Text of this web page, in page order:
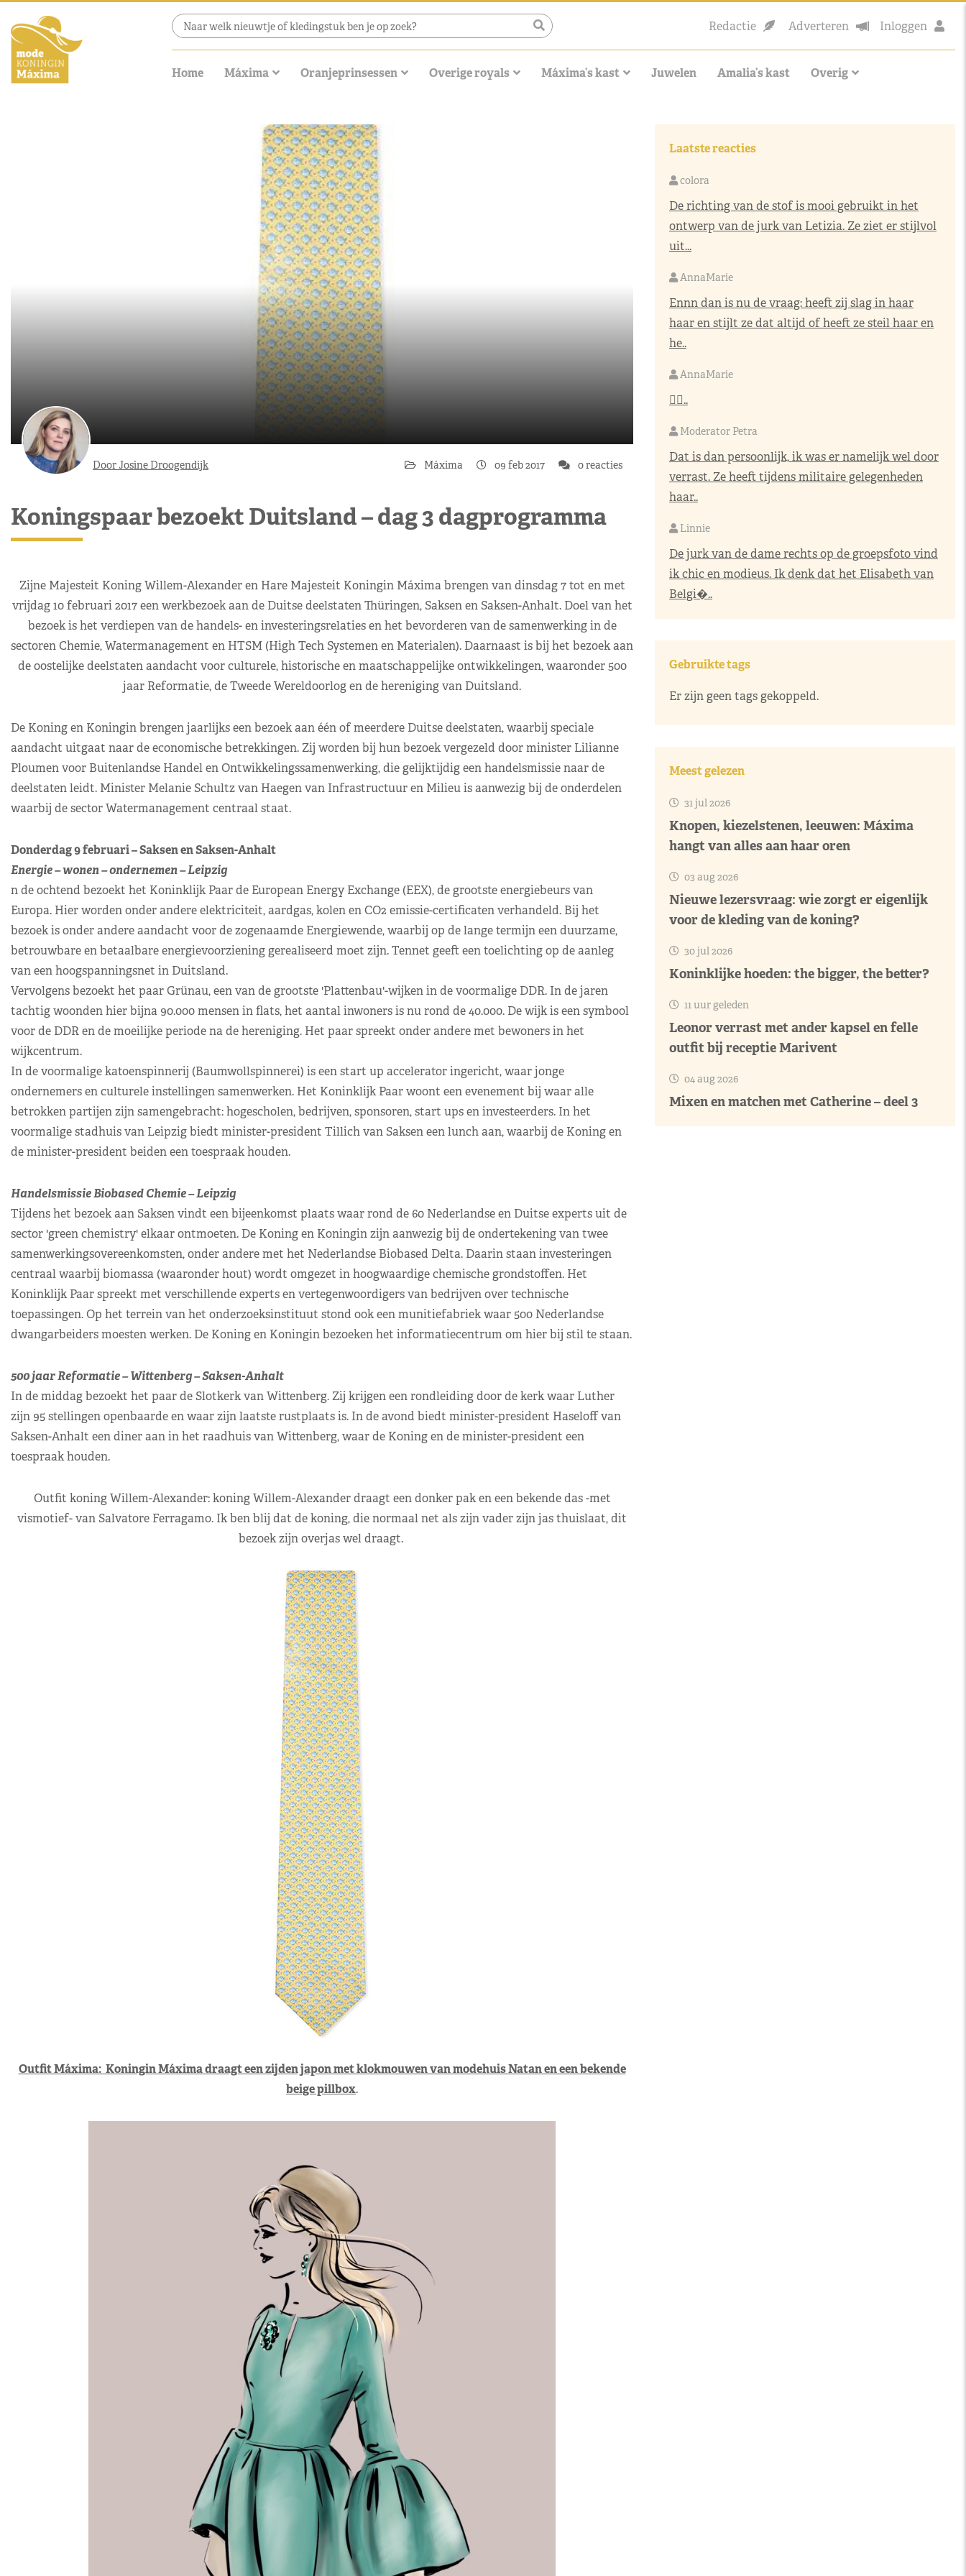
Redactie Adverteren Inloggen
Home Máxima Oranjeprinsessen Overige royals Máxima’s kast Juwelen Amalia’s kast Overig
Door Josine Droogendijk Máxima 09 feb 2017 0 reacties
Koningspaar bezoekt Duitsland – dag 3 dagprogramma
Zijne Majesteit Koning Willem-Alexander en Hare Majesteit Koningin Máxima brengen van dinsdag 7 tot en met
vrijdag 10 februari 2017 een werkbezoek aan de Duitse deelstaten Thüringen, Saksen en Saksen-Anhalt. Doel van het
bezoek is het verdiepen van de handels- en investeringsrelaties en het bevorderen van de samenwerking in de
sectoren Chemie, Watermanagement en HTSM (High Tech Systemen en Materialen). Daarnaast is bij het bezoek aan
de oostelijke deelstaten aandacht voor culturele, historische en maatschappelijke ontwikkelingen, waaronder 500
jaar Reformatie, de Tweede Wereldoorlog en de hereniging van Duitsland.
De Koning en Koningin brengen jaarlijks een bezoek aan één of meerdere Duitse deelstaten, waarbij speciale
aandacht uitgaat naar de economische betrekkingen. Zij worden bij hun bezoek vergezeld door minister Lilianne
Ploumen voor Buitenlandse Handel en Ontwikkelingssamenwerking, die gelijktijdig een handelsmissie naar de
deelstaten leidt. Minister Melanie Schultz van Haegen van Infrastructuur en Milieu is aanwezig bij de onderdelen
waarbij de sector Watermanagement centraal staat.
Donderdag 9 februari – Saksen en Saksen-Anhalt
Energie – wonen – ondernemen – Leipzig
n de ochtend bezoekt het Koninklijk Paar de European Energy Exchange (EEX), de grootste energiebeurs van
Europa. Hier worden onder andere elektriciteit, aardgas, kolen en CO2 emissie-certificaten verhandeld. Bij het
bezoek is onder andere aandacht voor de zogenaamde Energiewende, waarbij op de lange termijn een duurzame,
betrouwbare en betaalbare energievoorziening gerealiseerd moet zijn. Tennet geeft een toelichting op de aanleg
van een hoogspanningsnet in Duitsland.
Vervolgens bezoekt het paar Grünau, een van de grootste 'Plattenbau'-wijken in de voormalige DDR. In de jaren
tachtig woonden hier bijna 90.000 mensen in flats, het aantal inwoners is nu rond de 40.000. De wijk is een symbool
voor de DDR en de moeilijke periode na de hereniging. Het paar spreekt onder andere met bewoners in het
wijkcentrum.
In de voormalige katoenspinnerij (Baumwollspinnerei) is een start up accelerator ingericht, waar jonge
ondernemers en culturele instellingen samenwerken. Het Koninklijk Paar woont een evenement bij waar alle
betrokken partijen zijn samengebracht: hogescholen, bedrijven, sponsoren, start ups en investeerders. In het
voormalige stadhuis van Leipzig biedt minister-president Tillich van Saksen een lunch aan, waarbij de Koning en
de minister-president beiden een toespraak houden.
Handelsmissie Biobased Chemie – Leipzig
Tijdens het bezoek aan Saksen vindt een bijeenkomst plaats waar rond de 60 Nederlandse en Duitse experts uit de
sector 'green chemistry' elkaar ontmoeten. De Koning en Koningin zijn aanwezig bij de ondertekening van twee
samenwerkingsovereenkomsten, onder andere met het Nederlandse Biobased Delta. Daarin staan investeringen
centraal waarbij biomassa (waaronder hout) wordt omgezet in hoogwaardige chemische grondstoffen. Het
Koninklijk Paar spreekt met verschillende experts en vertegenwoordigers van bedrijven over technische
toepassingen. Op het terrein van het onderzoeksinstituut stond ook een munitiefabriek waar 500 Nederlandse
dwangarbeiders moesten werken. De Koning en Koningin bezoeken het informatiecentrum om hier bij stil te staan.
500 jaar Reformatie – Wittenberg – Saksen-Anhalt
In de middag bezoekt het paar de Slotkerk van Wittenberg. Zij krijgen een rondleiding door de kerk waar Luther
zijn 95 stellingen openbaarde en waar zijn laatste rustplaats is. In de avond biedt minister-president Haseloff van
Saksen-Anhalt een diner aan in het raadhuis van Wittenberg, waar de Koning en de minister-president een
toespraak houden.
Outfit koning Willem-Alexander: koning Willem-Alexander draagt een donker pak en een bekende das -met
vismotief- van Salvatore Ferragamo. Ik ben blij dat de koning, die normaal net als zijn vader zijn jas thuislaat, dit
bezoek zijn overjas wel draagt.
Outfit Máxima: Koningin Máxima draagt een zijden japon met klokmouwen van modehuis Natan en een bekende
beige pillbox.
Laatste reacties
colora
De richting van de stof is mooi gebruikt in het
ontwerp van de jurk van Letizia. Ze ziet er stijlvol
uit...
AnnaMarie
Ennn dan is nu de vraag: heeft zij slag in haar
haar en stijlt ze dat altijd of heeft ze steil haar en
he..
AnnaMarie
👌🏼..
Moderator Petra
Dat is dan persoonlijk, ik was er namelijk wel door
verrast. Ze heeft tijdens militaire gelegenheden
haar..
Linnie
De jurk van de dame rechts op de groepsfoto vind
ik chic en modieus. Ik denk dat het Elisabeth van
Belgi�..
Gebruikte tags
Er zijn geen tags gekoppeld.
Meest gelezen
31 jul 2026
Knopen, kiezelstenen, leeuwen: Máxima
hangt van alles aan haar oren
03 aug 2026
Nieuwe lezersvraag: wie zorgt er eigenlijk
voor de kleding van de koning?
30 jul 2026
Koninklijke hoeden: the bigger, the better?
11 uur geleden
Leonor verrast met ander kapsel en felle
outfit bij receptie Marivent
04 aug 2026
Mixen en matchen met Catherine – deel 3